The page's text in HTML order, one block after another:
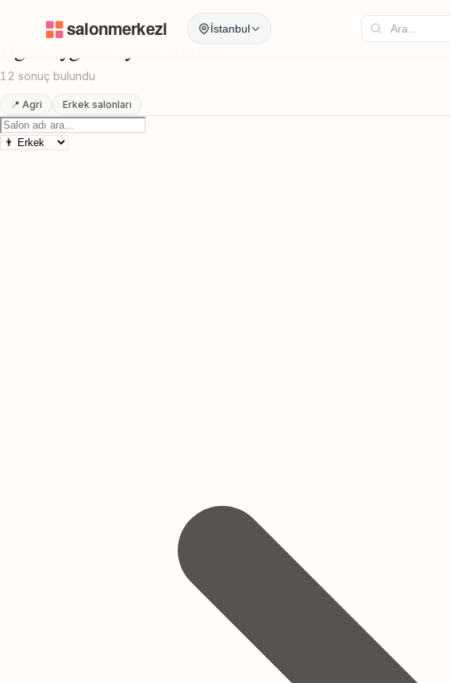
İstanbul
Uygun Fiyatli Berber
Agri Uygun Fiyatli Berber
12 sonuç bulundu
📍 Agri Erkek salonları